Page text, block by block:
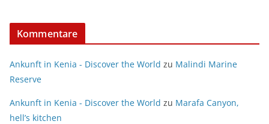
Kommentare
Ankunft in Kenia - Discover the World zu Malindi Marine
Reserve
Ankunft in Kenia - Discover the World zu Marafa Canyon,
hell’s kitchen